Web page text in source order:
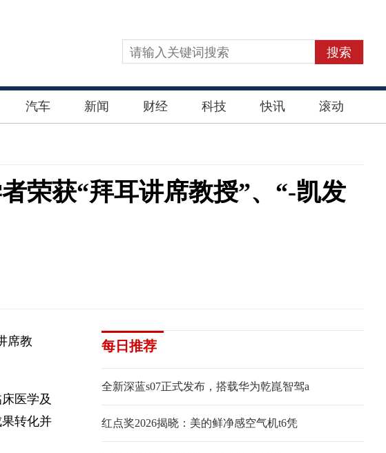
搜索
汽车 新闻 财经 科技 快讯 滚动
荣获“拜耳讲席教授”、“-凯发
席教
医学及
转化并
每日推荐
全新深蓝s07正式发布，搭载华为乾崑智驾a
红点奖2026揭晓：美的鲜净感空气机t6凭